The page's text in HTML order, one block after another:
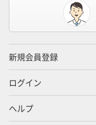
新規会員登録
ログイン
ヘルプ